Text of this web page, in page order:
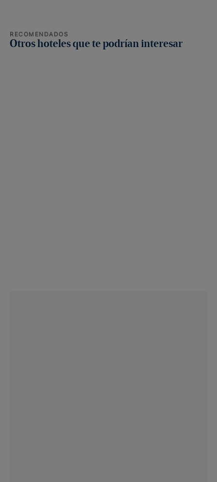
RECOMENDADOS
Otros hoteles que te podrían interesar